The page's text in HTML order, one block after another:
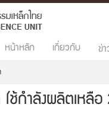
หน้าหลัก เกี่ยวกับ ข่า
ช้กำลังผลิตเหลือ